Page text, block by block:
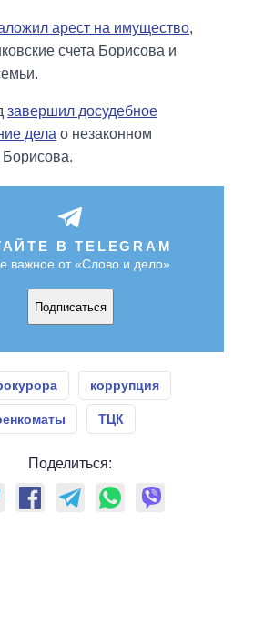
арест на имущество,
счета Борисова и
завершил досудебное
дела о незаконном
В TELEGRAM
важное от «Слово и дело»
Подписаться
коррупция
ТЦК
Поделиться: